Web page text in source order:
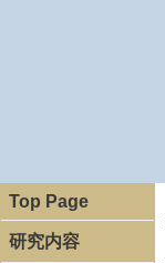
Top Page
研究内容